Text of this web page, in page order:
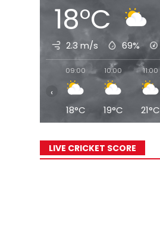
18°C
2.3 m/s 69%
09:00
18°C
10:00
19°C
11:00
21°C
‹
LIVE CRICKET SCORE